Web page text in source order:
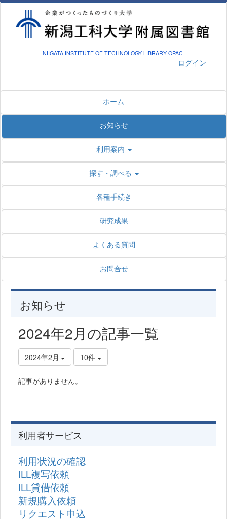
NIIGATA INSTITUTE OF TECHNOLOGY LIBRARY OPAC
ログイン
ホーム
お知らせ
利用案内
探す・調べる
各種手続き
研究成果
よくある質問
お問合せ
お知らせ
2024年2月の記事一覧
2024年2月 10件
記事がありません。
利用者サービス
利用状況の確認
ILL複写依頼
ILL貸借依頼
新規購入依頼
リクエスト申込